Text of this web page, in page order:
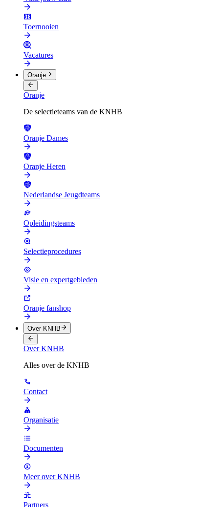
Toernooien
Vacatures
Oranje
Oranje
De selectieteams van de KNHB
Oranje Dames
Oranje Heren
Nederlandse Jeugdteams
Opleidingsteams
Selectieprocedures
Visie en expertgebieden
Oranje fanshop
Over KNHB
Over KNHB
Alles over de KNHB
Contact
Organisatie
Documenten
Meer over KNHB
Partners